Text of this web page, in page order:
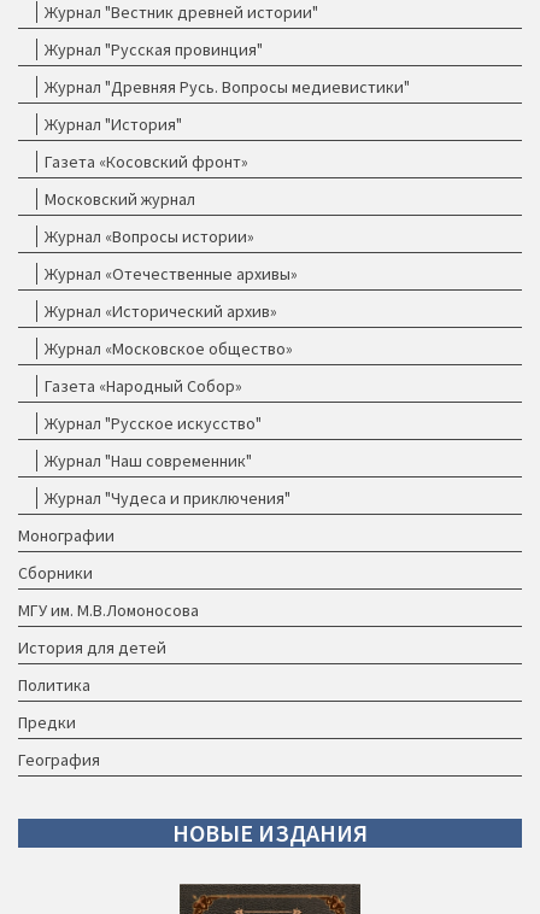
Журнал "Вестник древней истории"
Журнал "Русская провинция"
Журнал "Древняя Русь. Вопросы медиевистики"
Журнал "История"
Газета «Косовский фронт»
Московский журнал
Журнал «Вопросы истории»
Журнал «Отечественные архивы»
Журнал «Исторический архив»
Журнал «Московское общество»
Газета «Народный Собор»
Журнал "Русское искусство"
Журнал "Наш современник"
Журнал "Чудеса и приключения"
Монографии
Сборники
МГУ им. М.В.Ломоносова
История для детей
Политика
Предки
География
НОВЫЕ ИЗДАНИЯ